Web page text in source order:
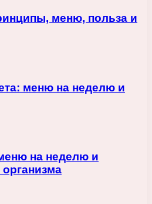
меню, польза и
меню на неделю и
на неделю и